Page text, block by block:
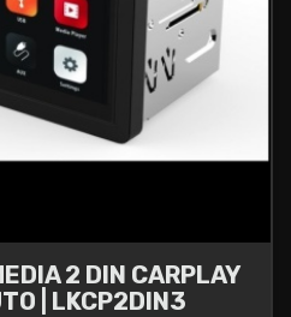
2 DIN CARPLAY
| LKCP2DIN3